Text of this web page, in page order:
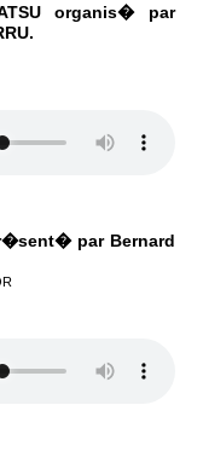
organis� par
par Bernard